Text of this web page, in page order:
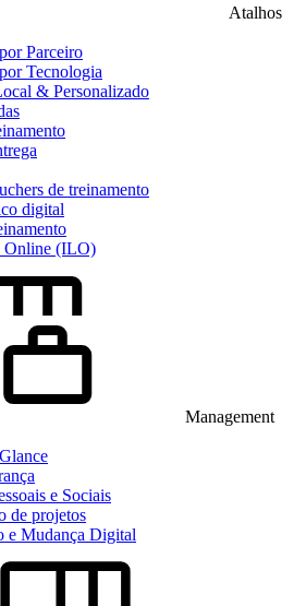
Atalhos
Parceiro
Tecnologia
& Personalizado
de treinamento
digital
Online (ILO)
Management
e Sociais
de projetos
e Mudança Digital